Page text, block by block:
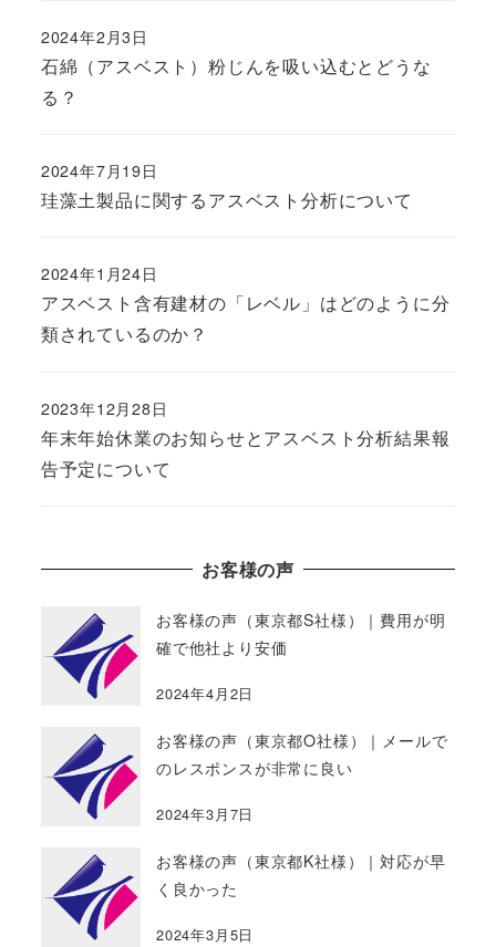
石綿（アスベスト）粉じんを吸い込むとどうな
る？
2024年2月3日
珪藻土製品に関するアスベスト分析について
2024年7月19日
アスベスト含有建材の「レベル」はどのように分
類されているのか？
2024年1月24日
年末年始休業のお知らせとアスベスト分析結果報
告予定について
2023年12月28日
お客様の声
お客様の声（東京都S社様）｜費用が明
確で他社より安価
2024年4月2日
お客様の声（東京都O社様）｜メールで
のレスポンスが非常に良い
2024年3月7日
お客様の声（東京都K社様）｜対応が早
く良かった
2024年3月5日